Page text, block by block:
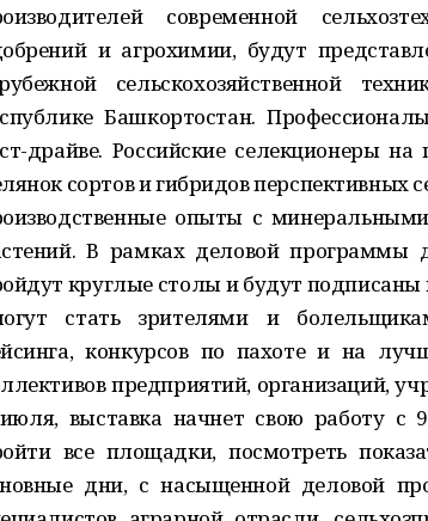
современной
и агрохимии, будут
сельскохозяйственной
Башкортостан.
драйве. Российские селекционеры
сортов и гибридов перспективных
опыты с
В рамках деловой программы
круглые столы и будут
стать зрителями и
конкурсов по пахоте и на
предприятий, организаций,
выставка начнет свою работу с
все площадки, посмотреть
дни, с насыщенной деловой